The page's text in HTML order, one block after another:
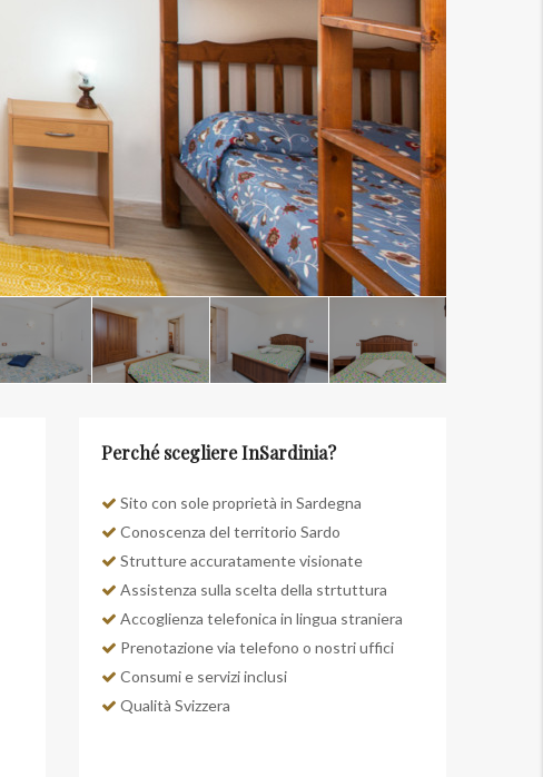
Perché scegliere InSardinia?
Sito con sole proprietà in Sardegna
Conoscenza del territorio Sardo
Strutture accuratamente visionate
Assistenza sulla scelta della strtuttura
Accoglienza telefonica in lingua straniera
Prenotazione via telefono o nostri uffici
Consumi e servizi inclusi
Qualità Svizzera